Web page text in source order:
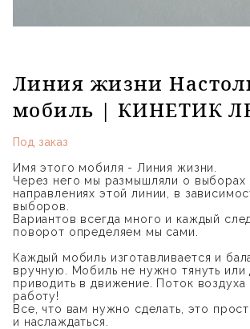
Линия жизни
мобиль | КИНЕТИК
Под заказ
Имя этого мобиля - Линия жизни.
Через него мы размышляли о выборах
направлениях этой линии, в
выборов.
Вариантов всегда много и каждый
поворот определяем мы сами.
Каждый мобиль изготавливается и
вручную. Мобиль не нужно тянуть или
приводить в движение. Поток воздуха
работу!
Все, что вам нужно сделать, это
и наслаждаться.